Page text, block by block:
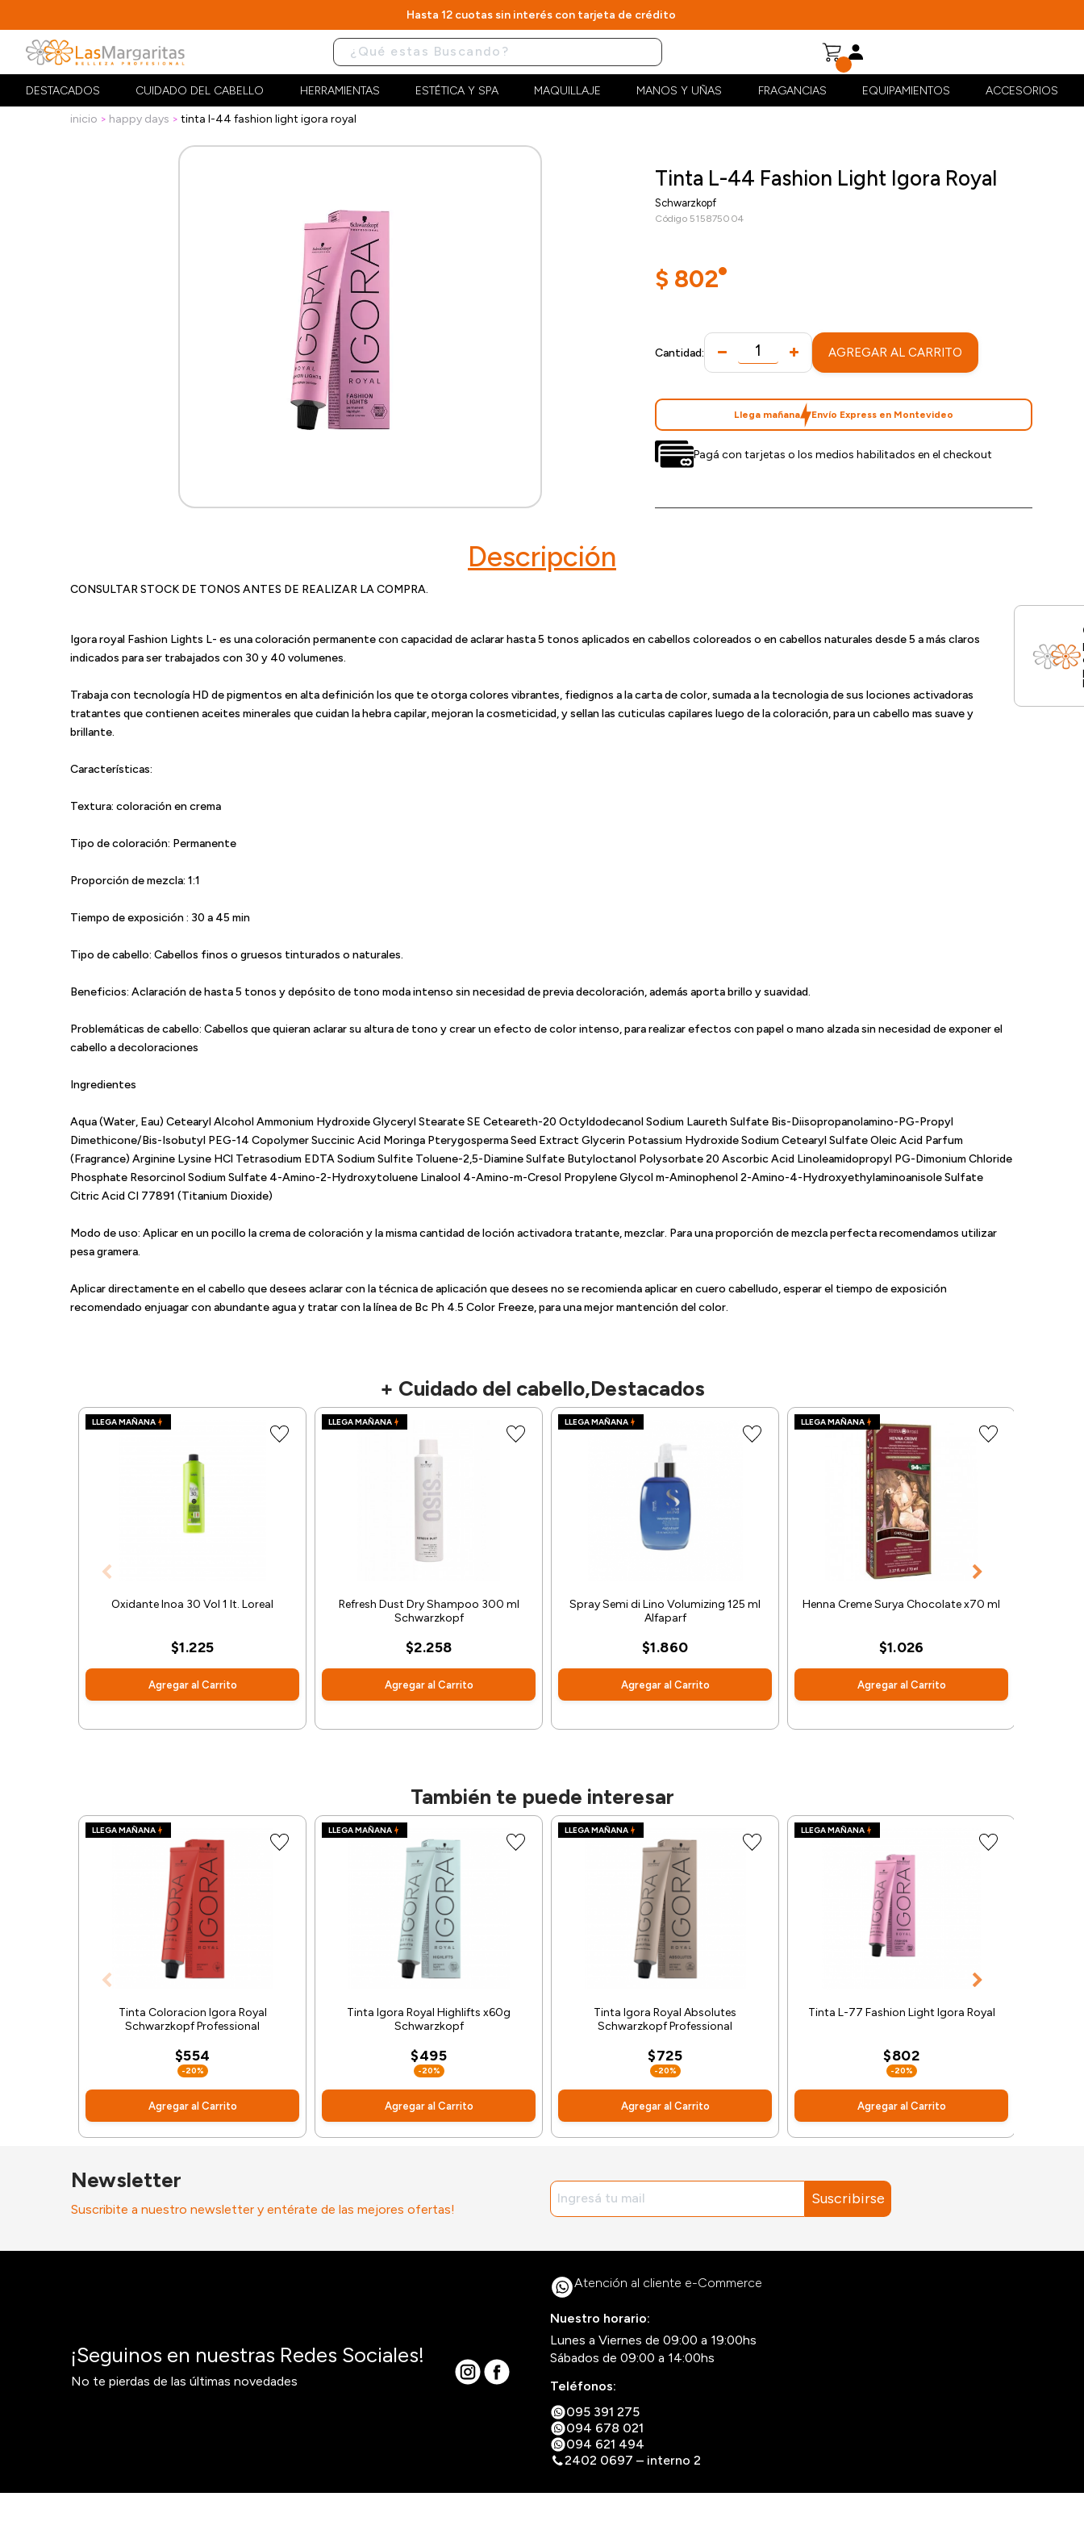
Hasta 12 cuotas sin interés con tarjeta de crédito
DESTACADOS CUIDADO DEL CABELLO HERRAMIENTAS ESTÉTICA Y SPA MAQUILLAJE MANOS Y UÑAS FRAGANCIAS EQUIPAMIENTOS ACCESORIOS
inicio happy days tinta l-44 fashion light igora royal
Tinta L-44 Fashion Light Igora Royal
Schwarzkopf
Código 515875004
$ 802
Cantidad: AGREGAR AL CARRITO
Llega mañana Envío Express en Montevideo
Pagá con tarjetas o los medios habilitados en el checkout
Descripción
CONSULTAR STOCK DE TONOS ANTES DE REALIZAR LA COMPRA.
Igora royal Fashion Lights L- es una coloración permanente con capacidad de aclarar hasta 5 tonos aplicados en cabellos coloreados o en cabellos naturales desde 5 a más claros
indicados para ser trabajados con 30 y 40 volumenes.
Trabaja con tecnología HD de pigmentos en alta definición los que te otorga colores vibrantes, fiedignos a la carta de color, sumada a la tecnologia de sus lociones activadoras
tratantes que contienen aceites minerales que cuidan la hebra capilar, mejoran la cosmeticidad, y sellan las cuticulas capilares luego de la coloración, para un cabello mas suave y
brillante.
Características:
Textura: coloración en crema
Tipo de coloración: Permanente
Proporción de mezcla: 1:1
Tiempo de exposición : 30 a 45 min
Tipo de cabello: Cabellos finos o gruesos tinturados o naturales.
Beneficios: Aclaración de hasta 5 tonos y depósito de tono moda intenso sin necesidad de previa decoloración, además aporta brillo y suavidad.
Problemáticas de cabello: Cabellos que quieran aclarar su altura de tono y crear un efecto de color intenso, para realizar efectos con papel o mano alzada sin necesidad de exponer el
cabello a decoloraciones
Ingredientes
Aqua (Water, Eau) Cetearyl Alcohol Ammonium Hydroxide Glyceryl Stearate SE Ceteareth-20 Octyldodecanol Sodium Laureth Sulfate Bis-Diisopropanolamino-PG-Propyl
Dimethicone/Bis-Isobutyl PEG-14 Copolymer Succinic Acid Moringa Pterygosperma Seed Extract Glycerin Potassium Hydroxide Sodium Cetearyl Sulfate Oleic Acid Parfum
(Fragrance) Arginine Lysine HCl Tetrasodium EDTA Sodium Sulfite Toluene-2,5-Diamine Sulfate Butyloctanol Polysorbate 20 Ascorbic Acid Linoleamidopropyl PG-Dimonium Chloride
Phosphate Resorcinol Sodium Sulfate 4-Amino-2-Hydroxytoluene Linalool 4-Amino-m-Cresol Propylene Glycol m-Aminophenol 2-Amino-4-Hydroxyethylaminoanisole Sulfate
Citric Acid CI 77891 (Titanium Dioxide)
Modo de uso: Aplicar en un pocillo la crema de coloración y la misma cantidad de loción activadora tratante, mezclar. Para una proporción de mezcla perfecta recomendamos utilizar
pesa gramera.
Aplicar directamente en el cabello que desees aclarar con la técnica de aplicación que desees no se recomienda aplicar en cuero cabelludo, esperar el tiempo de exposición
recomendado enjuagar con abundante agua y tratar con la línea de Bc Ph 4.5 Color Freeze, para una mejor mantención del color.
+ Cuidado del cabello,Destacados
LLEGA MAÑANA
Oxidante Inoa 30 Vol 1 lt. Loreal
$1.225
Agregar al Carrito
LLEGA MAÑANA
Refresh Dust Dry Shampoo 300 ml
Schwarzkopf
$2.258
Agregar al Carrito
LLEGA MAÑANA
Spray Semi di Lino Volumizing 125 ml
Alfaparf
$1.860
Agregar al Carrito
LLEGA MAÑANA
Henna Creme Surya Chocolate x70 ml
$1.026
Agregar al Carrito
También te puede interesar
LLEGA MAÑANA
Tinta Coloracion Igora Royal
Schwarzkopf Professional
$554
-20%
Agregar al Carrito
LLEGA MAÑANA
Tinta Igora Royal Highlifts x60g
Schwarzkopf
$495
-20%
Agregar al Carrito
LLEGA MAÑANA
Tinta Igora Royal Absolutes
Schwarzkopf Professional
$725
-20%
Agregar al Carrito
LLEGA MAÑANA
Tinta L-77 Fashion Light Igora Royal
$802
-20%
Agregar al Carrito
Newsletter
Suscribite a nuestro newsletter y entérate de las mejores ofertas!
Suscribirse
¡Seguinos en nuestras Redes Sociales!
No te pierdas de las últimas novedades
Atención al cliente e-Commerce
Nuestro horario:
Lunes a Viernes de 09:00 a 19:00hs
Sábados de 09:00 a 14:00hs
Teléfonos:
095 391 275
094 678 021
094 621 494
2402 0697 – interno 2